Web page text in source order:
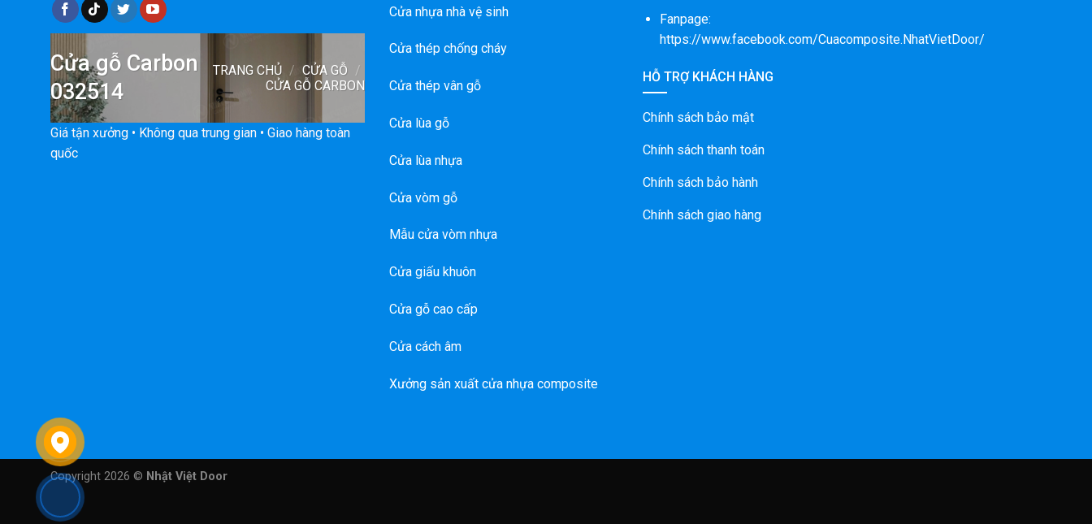
Cửa gỗ Carbon
032514
TRANG CHỦ / CỬA GỖ /
CỬA GỖ CARBON
Giá tận xưởng • Không qua trung gian • Giao hàng toàn
quốc
Cửa nhựa nhà vệ sinh
Cửa thép chống cháy
Cửa thép vân gỗ
Cửa lùa gỗ
Cửa lùa nhựa
Cửa vòm gỗ
Mẫu cửa vòm nhựa
Cửa giấu khuôn
Cửa gỗ cao cấp
Cửa cách âm
Xưởng sản xuất cửa nhựa composite
Fanpage:
https://www.facebook.com/Cuacomposite.NhatVietDoor/
HỖ TRỢ KHÁCH HÀNG
Chính sách bảo mật
Chính sách thanh toán
Chính sách bảo hành
Chính sách giao hàng
Copyright 2026 © Nhật Việt Door